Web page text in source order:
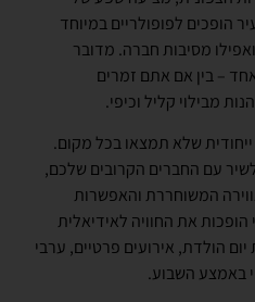
הופכים לפופולריים במיוחד
מסיבות חברה. מדובר
– בין אם אתם זמרים
מבילוי קליל וכיפי.
שלא תמצאו בכל מקום.
עם החברים הקרובים שלכם,
המשוחררת והאפשרות
את החוויה לאידיאלית
הולדת, אירועים פרטיים, ערבי
באמצע השבוע.